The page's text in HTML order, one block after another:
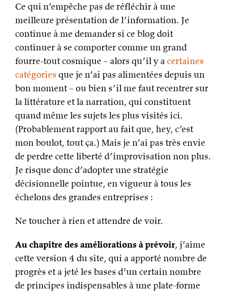
Ce qui n’empêche pas de réfléchir à une
meilleure présentation de l’information. Je
continue à me demander si ce blog doit
continuer à se comporter comme un grand
fourre-tout cosmique – alors qu’il y acertaines
catégories que je n’ai pas alimentées depuis un
bon moment – ou bien s’il me faut recentrer sur
la littérature et la narration, qui constituent
quand même les sujets les plus visités ici.
(Probablement rapport au fait que, hey, c’est
mon boulot, tout ça.) Mais je n’ai pas très envie
de perdre cette liberté d’improvisation non plus.
Je risque donc d’adopter une stratégie
décisionnelle pointue, en vigueur à tous les
échelons des grandes entreprises :
Ne toucher à rien et attendre de voir.
Au chapitre des améliorations à prévoir, j’aime
cette version 4 du site, qui a apporté nombre de
progrès et a jeté les bases d’un certain nombre
de principes indispensables à une plate-forme